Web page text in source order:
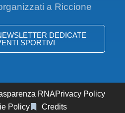
a Riccione
DEDICATE
SPORTIVI
RNAPrivacy Policy
Policy
Credits